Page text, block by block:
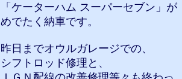
「ケーターハム スーパーセブン」が
めでたく納車です。
昨日までオウルガレージでの、
シフトロッド修理と、